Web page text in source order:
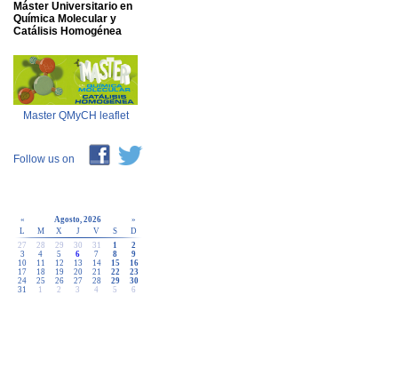
Máster Universitario en
Química Molecular y
Catálisis Homogénea
Master QMyCH leaflet
Follow us on
« Agosto, 2026
»
L
M X J V S
D
27
28 29 30 31 1
2
3
4 5 6 7 8
9
10
11 12 13 14 15
16
17
18 19 20 21 22
23
24
25 26 27 28 29
30
31
1 2 3 4 5 6